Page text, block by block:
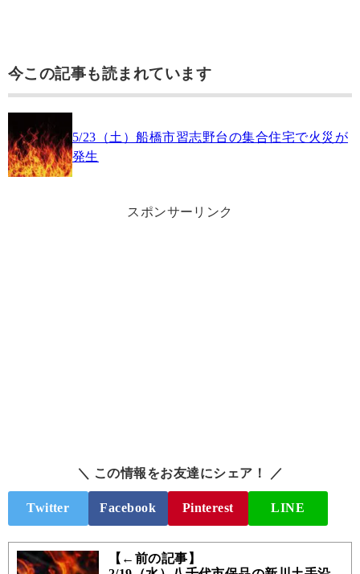
今この記事も読まれています
5/23（土）船橋市習志野台の集合住宅で火災が
発生
スポンサーリンク
＼ この情報をお友達にシェア！ ／
Twitter Facebook Pinterest LINE
【←前の記事】